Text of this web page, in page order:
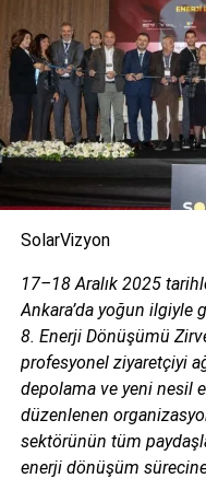
modüller ve yeniden
Intersolar Ödülü’nün
birkaçını oluşturuyor.
performanslı
parkları için PV4700
kurşunsuz fotovoltaik
ekipmanı, güneş pilleri
bağlantı sistemiyle bu
ees ÖDÜLÜ ise,
unvanını taşıyor.
açan ürün ve çözümleri
Amperex Technology
pil depolama sistemi,
dönüştürücü STABL
akülerinden yapılan
sisteminin tümü
yılında ees Ödülü’nü
SolarVizyon
17–18 Aralık 2025
Ankara’da yoğun ilgiyle
8. Enerji Dönüşümü
profesyonel ziyaretçiyi
depolama ve yeni nesil
düzenlenen
sektörünün tüm
enerji dönüşüm